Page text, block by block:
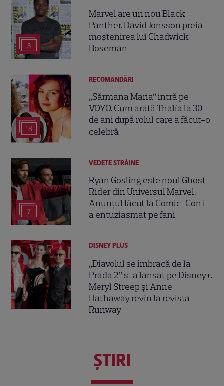
3
Marvel are un nou Black
Panther. David Jonsson preia
moștenirea lui Chadwick
Boseman
18
RECOMANDĂRI
„Sărmana Maria” intră pe
VOYO. Cum arată Thalía la 30
de ani după rolul care a făcut-o
celebră
7
VEDETE STRĂINE
Ryan Gosling este noul Ghost
Rider din Universul Marvel.
Anunțul făcut la Comic-Con i-
a entuziasmat pe fani
DISNEY PLUS
„Diavolul se îmbracă de la
Prada 2” s-a lansat pe Disney+.
Meryl Streep și Anne
Hathaway revin la revista
Runway
ŞTIRI